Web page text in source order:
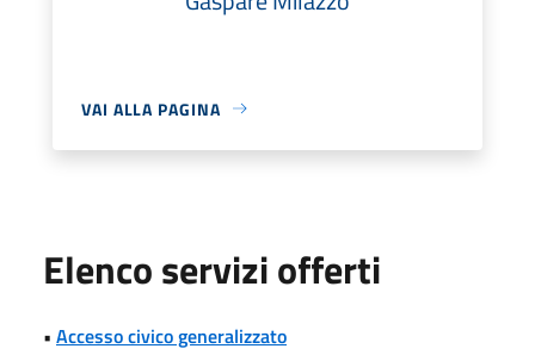
VAI ALLA PAGINA
Elenco servizi offerti
• Accesso civico generalizzato